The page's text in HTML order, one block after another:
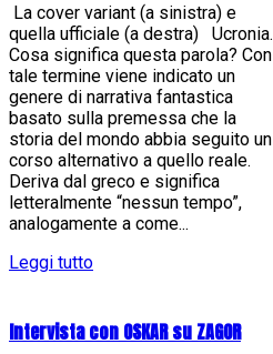
La cover variant (a sinistra) e
quella ufficiale (a destra) Ucronia.
Cosa significa questa parola? Con
tale termine viene indicato un
genere di narrativa fantastica
basato sulla premessa che la
storia del mondo abbia seguito un
corso alternativo a quello reale.
Deriva dal greco e significa
letteralmente “nessun tempo”,
analogamente a come...
Leggi tutto
Intervista con OSKAR su ZAGOR